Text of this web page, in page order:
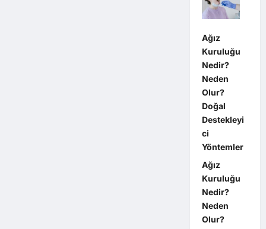
Ağız
Kuruluğu
Nedir?
Neden
Olur?
Doğal
Destekleyi
ci
Yöntemler
Ağız
Kuruluğu
Nedir?
Neden
Olur?